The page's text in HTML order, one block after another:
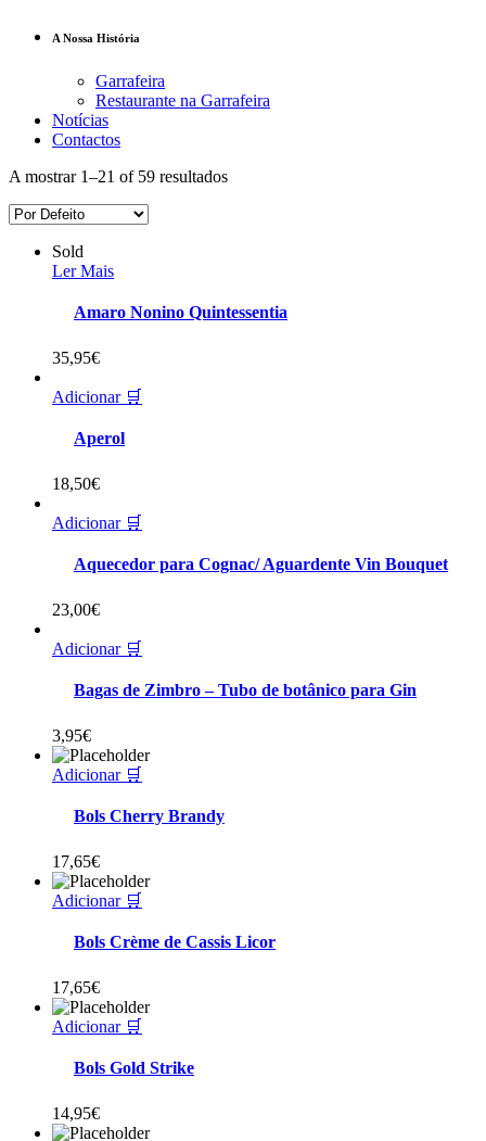
A Nossa História
Garrafeira
Restaurante na Garrafeira
Notícias
Contactos
A mostrar 1–21 of 59 resultados
Sold
Ler Mais
Amaro Nonino Quintessentia
35,95€
Adicionar 🛒
Aperol
18,50€
Adicionar 🛒
Aquecedor para Cognac/ Aguardente Vin Bouquet
23,00€
Adicionar 🛒
Bagas de Zimbro – Tubo de botânico para Gin
3,95€
Adicionar 🛒
Bols Cherry Brandy
17,65€
Adicionar 🛒
Bols Crème de Cassis Licor
17,65€
Adicionar 🛒
Bols Gold Strike
14,95€